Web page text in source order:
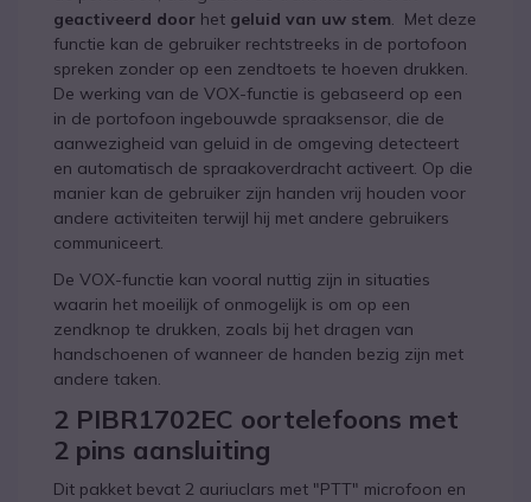
geactiveerd door het geluid van uw stem. Met deze
functie kan de gebruiker rechtstreeks in de portofoon
spreken zonder op een zendtoets te hoeven drukken.
De werking van de VOX-functie is gebaseerd op een
in de portofoon ingebouwde spraaksensor, die de
aanwezigheid van geluid in de omgeving detecteert
en automatisch de spraakoverdracht activeert. Op die
manier kan de gebruiker zijn handen vrij houden voor
andere activiteiten terwijl hij met andere gebruikers
communiceert.
De VOX-functie kan vooral nuttig zijn in situaties
waarin het moeilijk of onmogelijk is om op een
zendknop te drukken, zoals bij het dragen van
handschoenen of wanneer de handen bezig zijn met
andere taken.
2 PIBR1702EC oortelefoons met
2 pins aansluiting
Dit pakket bevat 2 auriuclars met "PTT" microfoon en